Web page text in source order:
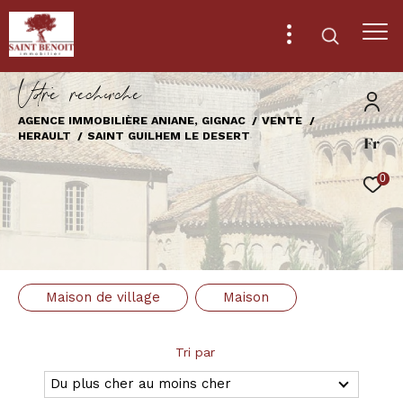
Fr
0
Vore recece
AGENCE IMMOBILIÈRE ANIANE, GIGNAC
VENTE
HERAULT
SAINT GUILHEM LE DESERT
Maison de village Maison
Tri par
Du plus cher au moins cher
Effectuer une recherche
et trouver le bien qui correspond à vos
critères
Vente
Type
Ville